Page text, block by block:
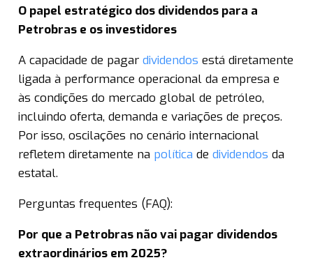
O papel estratégico dos dividendos para a
Petrobras e os investidores
A capacidade de pagar dividendos está diretamente
ligada à performance operacional da empresa e
às condições do mercado global de petróleo,
incluindo oferta, demanda e variações de preços.
Por isso, oscilações no cenário internacional
refletem diretamente na política de dividendos da
estatal.
Perguntas frequentes (FAQ):
Por que a Petrobras não vai pagar dividendos
extraordinários em 2025?